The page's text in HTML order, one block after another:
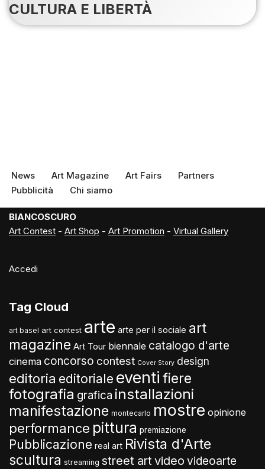
CULTURA E LIBERTÀ
News Art Magazine Art Fairs
Partners
Pubblicità
Chi siamo
BIANCOSCURO
Art Contest - Art Shop - Art Promotion - Virtual Gallery
Accedi
Tag Cloud
art basel art contest arte arte per il sociale art
magazine Art Tour biennale catalogo d'arte
cinema concorso contest Cover Story design
editoria editoriale eventi fiere
fotografia grafica installazioni
manifestazione montecarlo mostre opinione
performance pittura premiazione
Pubblicazione real art Rivista d'Arte
scultura streaming street art video videoarte